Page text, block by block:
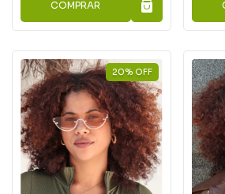
COMPRAR
20% OFF